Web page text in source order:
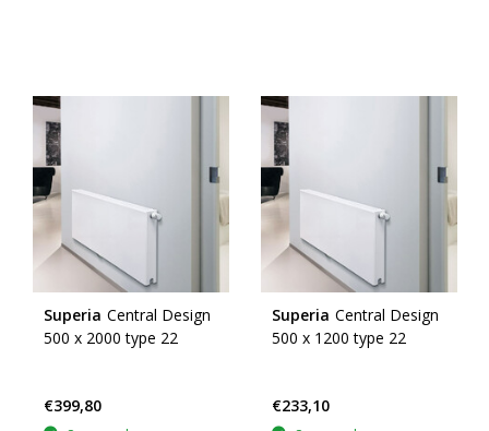
Superia Central Design
500 x 2000 type 22
€399,80
Superia Central Design
500 x 1200 type 22
€233,10